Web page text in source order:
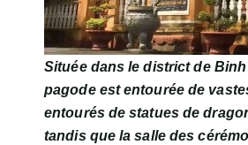
Située dans le district de
pagode est entourée de
entourés de statues de
tandis que la salle des